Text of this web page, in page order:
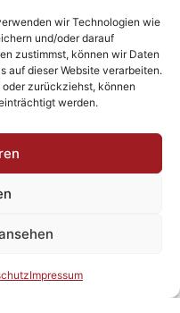
wir Technologien wie
und/oder darauf
zustimmst, können wir Daten
auf dieser Website verarbeiten.
zurückziehst, können
werden.
Impressum
Google Karte anzeigen